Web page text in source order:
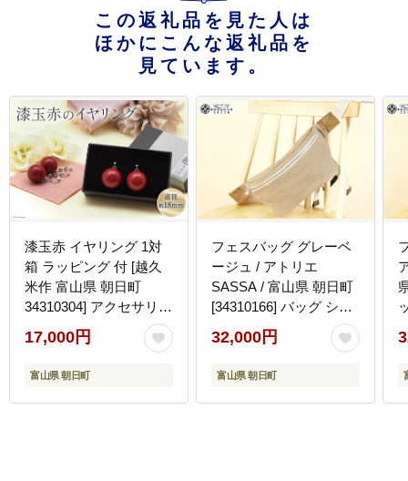
この返礼品を見た人は
ほかにこんな返礼品を
見ています。
漆玉赤 イヤリング 1対
箱 ラッピング 付 [越久
米作 富山県 朝日町
34310304] アクセサリー
コシノクメサク 漆 イヤ
リング アクセ おしゃれ
メール便
17,000円
富山県 朝日町
フェスバッグ グレーベ
ージュ / アトリエ
SASSA / 富山県 朝日町
[34310166] バッグ シン
プル ヴィンテージ ボデ
ィバッグ 斜めがけ 革 レ
ザー 帆布
32,000円
富山県 朝日町